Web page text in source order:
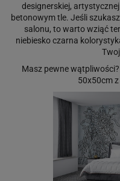
designerskiej,
betonowym tle. Jeśli
salonu, to warto wziąć
niebiesko czarna
Masz pewne
50x50cm